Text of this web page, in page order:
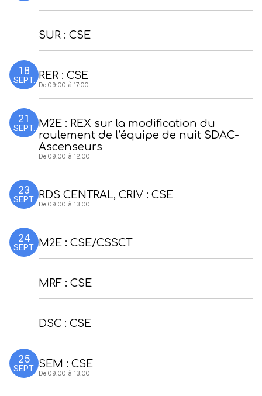
SUR : CSE
18
SEPT. RER : CSE
De 09:00 à 17:00
21
SEPT. M2E : REX sur la modification du
roulement de l’équipe de nuit SDAC-
Ascenseurs
De 09:00 à 12:00
23
SEPT. RDS CENTRAL, CRIV : CSE
De 09:00 à 13:00
24
SEPT. M2E : CSE/CSSCT
MRF : CSE
DSC : CSE
25
SEPT. SEM : CSE
De 09:00 à 13:00